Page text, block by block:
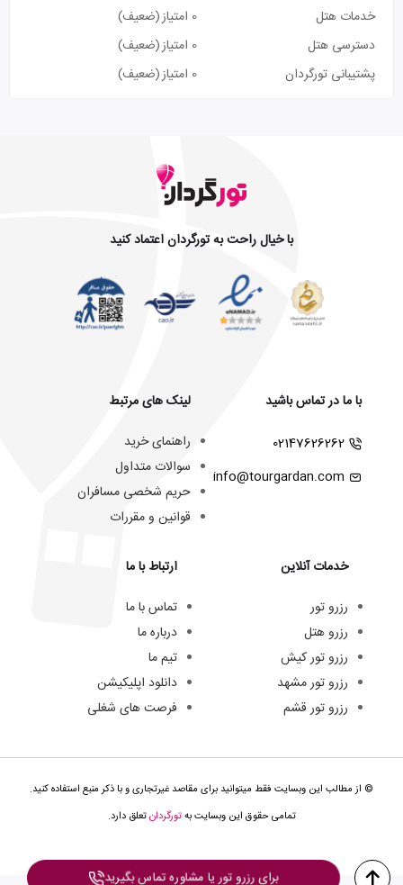
خدمات هتل
0 امتیاز
(ضعیف)
دسترسی هتل
0 امتیاز
(ضعیف)
پشتیبانی تورگردان
0 امتیاز (ضعیف)
برای رزرو تور یا مشاوره تماس بگیرید
با خیال راحت به تورگردان اعتماد کنید
با ما در تماس باشید
02147626262
info@tourgardan.com
خدمات آنلاین
رزرو تور
رزرو هتل
رزرو تور کیش
رزرو تور مشهد
رزرو تور قشم
لینک های مرتبط
راهنمای خرید
سوالات متداول
حریم شخصی مسافران
قوانین و مقررات
ارتباط با ما
تماس با ما
درباره ما
تیم ما
دانلود اپلیکیشن
فرصت های شغلی
© از مطالب این وبسایت فقط میتوانید برای مقاصد غیرتجاری و با ذکر منبع استفاده کنید.
تمامی حقوق این وبسایت بهتورگردانتعلق دارد.